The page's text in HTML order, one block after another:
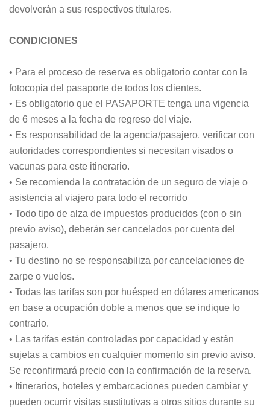
devolverán a sus respectivos titulares.
CONDICIONES
• Para el proceso de reserva es obligatorio contar con la
fotocopia del pasaporte de todos los clientes.
• Es obligatorio que el PASAPORTE tenga una vigencia
de 6 meses a la fecha de regreso del viaje.
• Es responsabilidad de la agencia/pasajero, verificar con
autoridades correspondientes si necesitan visados o
vacunas para este itinerario.
• Se recomienda la contratación de un seguro de viaje o
asistencia al viajero para todo el recorrido
• Todo tipo de alza de impuestos producidos (con o sin
previo aviso), deberán ser cancelados por cuenta del
pasajero.
• Tu destino no se responsabiliza por cancelaciones de
zarpe o vuelos.
• Todas las tarifas son por huésped en dólares americanos
en base a ocupación doble a menos que se indique lo
contrario.
• Las tarifas están controladas por capacidad y están
sujetas a cambios en cualquier momento sin previo aviso.
Se reconfirmará precio con la confirmación de la reserva.
• Itinerarios, hoteles y embarcaciones pueden cambiar y
pueden ocurrir visitas sustitutivas a otros sitios durante su